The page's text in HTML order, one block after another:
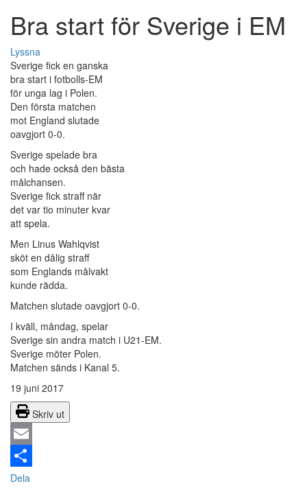
Bra start för Sverige i EM
Lyssna
Sverige fick en ganska
bra start i fotbolls-EM
för unga lag i Polen.
Den första matchen
mot England slutade
oavgjort 0-0.
Sverige spelade bra
och hade också den bästa
målchansen.
Sverige fick straff när
det var tio minuter kvar
att spela.
Men Linus Wahlqvist
sköt en dålig straff
som Englands målvakt
kunde rädda.
Matchen slutade oavgjort 0-0.
I kväll, måndag, spelar
Sverige sin andra match i U21-EM.
Sverige möter Polen.
Matchen sänds i Kanal 5.
19 juni 2017
Skriv ut
Email
Dela